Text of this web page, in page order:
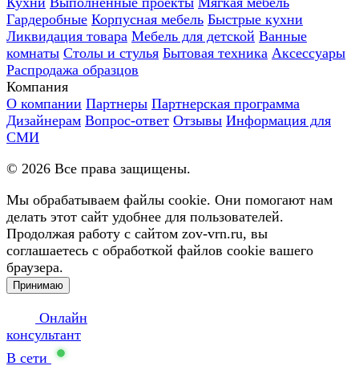
Гардеробные Корпусная мебель Быстрые кухни
Ликвидация товара Мебель для детской Ванные
комнаты Столы и стулья Бытовая техника Аксессуары
Распродажа образцов
Компания
О компании Партнеры Партнерская программа
Дизайнерам Вопрос-ответ Отзывы Информация для
СМИ
© 2026 Все права защищены.
Мы обрабатываем файлы cookie. Они помогают нам
делать этот сайт удобнее для пользователей.
Продолжая работу с сайтом zov-vrn.ru, вы
соглашаетесь с обработкой файлов cookie вашего
браузера.
Принимаю
Онлайн
консультант
В сети